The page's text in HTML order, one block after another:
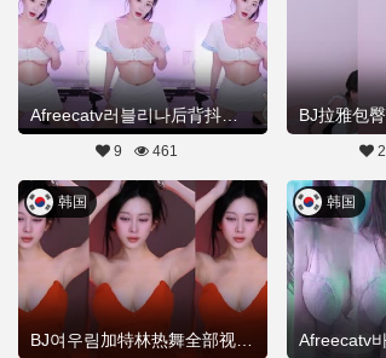
Afreecatv러블리나后背抖臀舞20260328Hot Dance
9 461
韩国 韩国